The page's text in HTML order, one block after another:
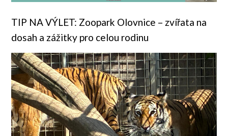
TIP NA VÝLET: Zoopark Olovnice – zvířata na
dosah a zážitky pro celou rodinu